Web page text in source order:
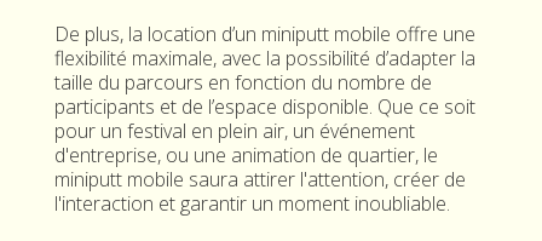
De plus, la location d’un miniputt mobile offre une
flexibilité maximale, avec la possibilité d’adapter la
taille du parcours en fonction du nombre de
participants et de l’espace disponible. Que ce soit
pour un festival en plein air, un événement
d'entreprise, ou une animation de quartier, le
miniputt mobile saura attirer l'attention, créer de
l'interaction et garantir un moment inoubliable.